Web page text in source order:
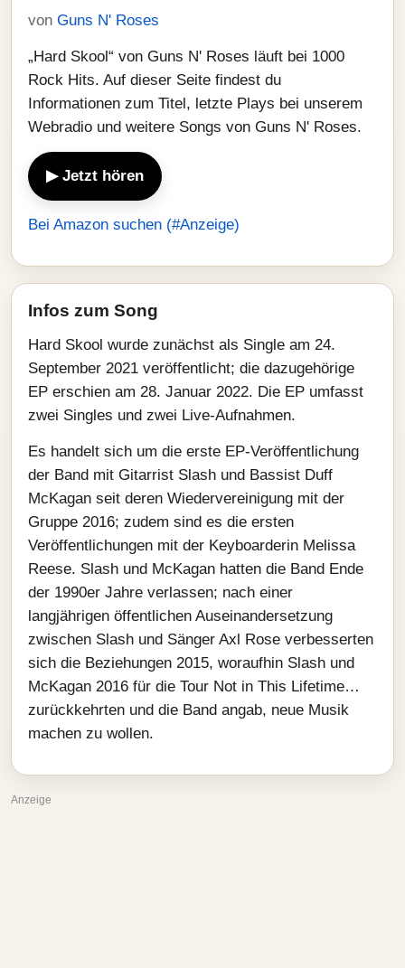
von Guns N' Roses
„Hard Skool“ von Guns N' Roses läuft bei 1000
Rock Hits. Auf dieser Seite findest du
Informationen zum Titel, letzte Plays bei unserem
Webradio und weitere Songs von Guns N' Roses.
▶ Jetzt hören
Bei Amazon suchen (#Anzeige)
Infos zum Song
Hard Skool wurde zunächst als Single am 24.
September 2021 veröffentlicht; die dazugehörige
EP erschien am 28. Januar 2022. Die EP umfasst
zwei Singles und zwei Live-Aufnahmen.
Es handelt sich um die erste EP-Veröffentlichung
der Band mit Gitarrist Slash und Bassist Duff
McKagan seit deren Wiedervereinigung mit der
Gruppe 2016; zudem sind es die ersten
Veröffentlichungen mit der Keyboarderin Melissa
Reese. Slash und McKagan hatten die Band Ende
der 1990er Jahre verlassen; nach einer
langjährigen öffentlichen Auseinandersetzung
zwischen Slash und Sänger Axl Rose verbesserten
sich die Beziehungen 2015, woraufhin Slash und
McKagan 2016 für die Tour Not in This Lifetime…
zurückkehrten und die Band angab, neue Musik
machen zu wollen.
Anzeige